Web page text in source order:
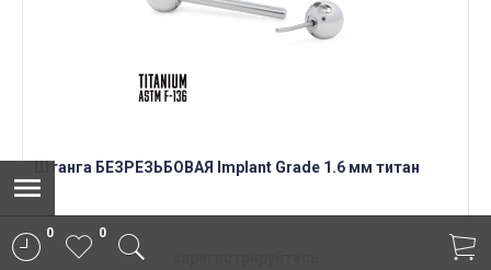
Штанга БЕЗРЕЗЬБОВАЯ Implant Grade 1.6 мм титан
0 0